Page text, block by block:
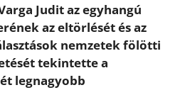
Judit az egyhangú
az eltörlését és az
nemzetek fölötti
tekintette a
legnagyobb